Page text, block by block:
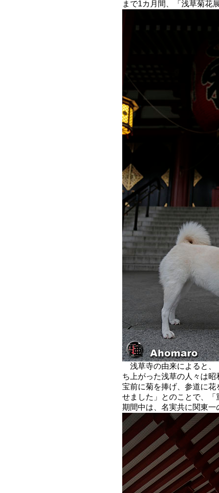
まで1カ月間、「浅草菊花
浅草寺の由来によると、
ち上がった浅草の人々は
宝前に菊を捧げ、参道に
せました」とのことで、
期間中は、名実共に関東